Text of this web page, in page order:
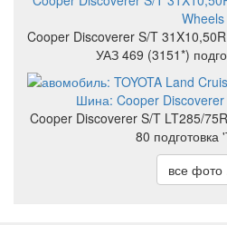
Cooper Discoverer S/T
УАЗ 469 (3151*)
Cooper Discoverer S/T LT285/
80 подготовка
все фото